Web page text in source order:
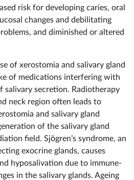
risk for developing caries, oral
changes and debilitating
and diminished or altered
of xerostomia and salivary gland
of medications interfering with
salivary secretion. Radiotherapy
neck region often leads to
and salivary gland
of the salivary gland
field. Sjögren’s syndrome, an
exocrine glands, causes
hyposalivation due to immune-
in the salivary glands. Ageing